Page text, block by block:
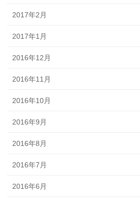
2017年2月
2017年1月
2016年12月
2016年11月
2016年10月
2016年9月
2016年8月
2016年7月
2016年6月